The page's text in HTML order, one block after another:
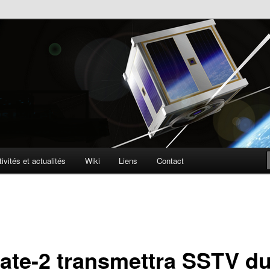
et actualités Wiki Liens Contact
2 transmettra SSTV